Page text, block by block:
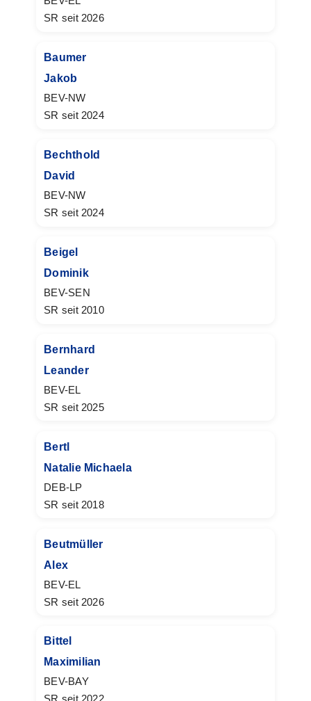
SR seit 2026
Baumer
Jakob
BEV-NW
SR seit 2024
Bechthold
David
BEV-NW
SR seit 2024
Beigel
Dominik
BEV-SEN
SR seit 2010
Bernhard
Leander
BEV-EL
SR seit 2025
Bertl
Natalie Michaela
DEB-LP
SR seit 2018
Beutmüller
Alex
BEV-EL
SR seit 2026
Bittel
Maximilian
BEV-BAY